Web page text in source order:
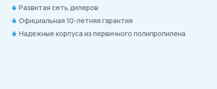
Развитая сеть дилеров
Официальная 10-летняя гарантия
Надежные корпуса из первичного полипропилена